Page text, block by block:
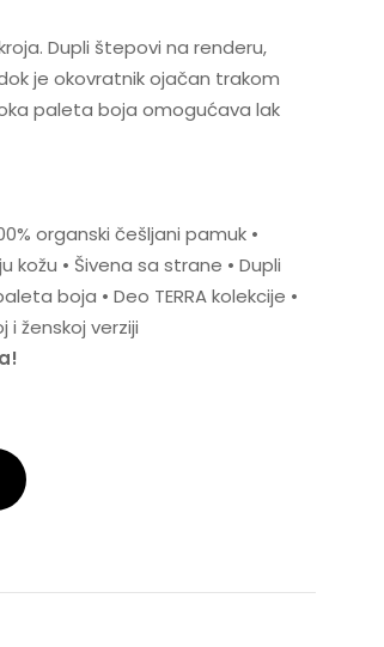
Dupli štepovi na renderu,
je okovratnik ojačan trakom
paleta boja omogućava lak
organski češljani pamuk •
kožu • Šivena sa strane • Dupli
boja • Deo TERRA kolekcije •
i ženskoj verziji